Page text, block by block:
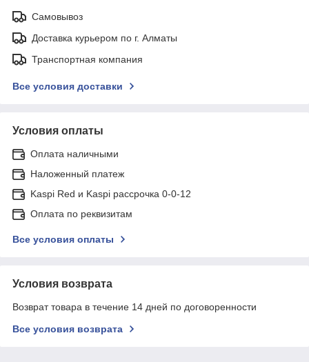
Самовывоз
Доставка курьером по г. Алматы
Транспортная компания
Все условия доставки
Условия оплаты
Оплата наличными
Наложенный платеж
Kaspi Red и Kaspi рассрочка 0-0-12
Оплата по реквизитам
Все условия оплаты
Условия возврата
Возврат товара в течение 14 дней по договоренности
Все условия возврата